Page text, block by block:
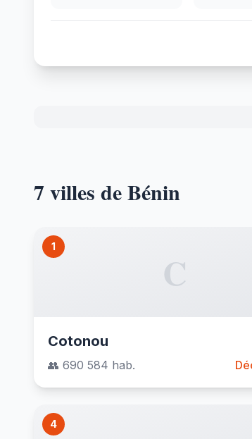
7 villes de Bénin
1
C
Cotonou
👥 690 584 hab.
4